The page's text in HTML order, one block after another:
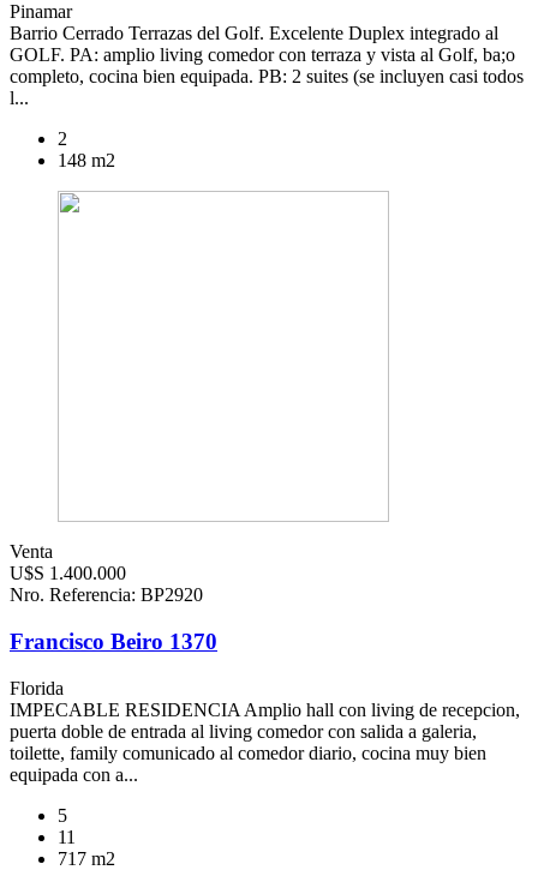
Pinamar
Barrio Cerrado Terrazas del Golf. Excelente Duplex integrado al
GOLF. PA: amplio living comedor con terraza y vista al Golf, ba;o
completo, cocina bien equipada. PB: 2 suites (se incluyen casi todos
l...
2
148 m2
Venta
U$S 1.400.000
Nro. Referencia: BP2920
Francisco Beiro 1370
Florida
IMPECABLE RESIDENCIA Amplio hall con living de recepcion,
puerta doble de entrada al living comedor con salida a galeria,
toilette, family comunicado al comedor diario, cocina muy bien
equipada con a...
5
11
717 m2